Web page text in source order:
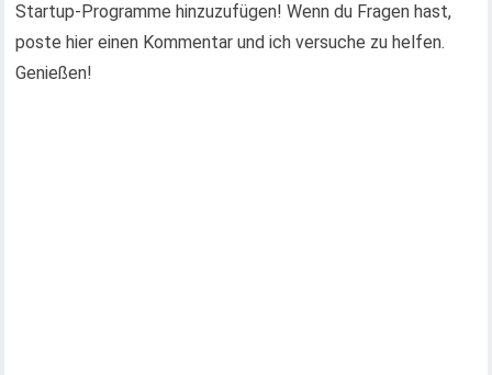
Startup-Programme hinzuzufügen! Wenn du Fragen hast,
poste hier einen Kommentar und ich versuche zu helfen.
Genießen!